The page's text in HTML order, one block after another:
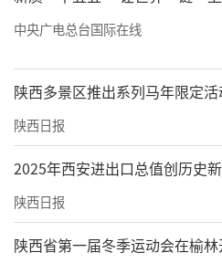
这种超声波让皮肤瞬间
否会不适？”面诊师称
表面烫，是里边烫，它
是筋膜层、脂肪层和肌
有啥恢复期，没有啥风险
在西安叶子医疗美容医
释超声炮原理时称:“它
中央广电总台国际在线
陕西多景区推出系列马年限定
陕西日报
2025年西安进出口总值创历史
陕西日报
陕西省第一届冬季运动会在榆